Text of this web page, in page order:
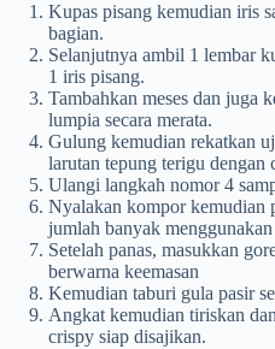
Kupas pisang kemudian iris
bagian.
Selanjutnya ambil 1 lembar
1 iris pisang.
Tambahkan meses dan juga
lumpia secara merata.
Gulung kemudian rekatkan
larutan tepung terigu dengan
Ulangi langkah nomor 4
Nyalakan kompor kemudian
jumlah banyak menggunakan
Setelah panas, masukkan
berwarna keemasan
Kemudian taburi gula pasir
Angkat kemudian tiriskan
crispy siap disajikan.